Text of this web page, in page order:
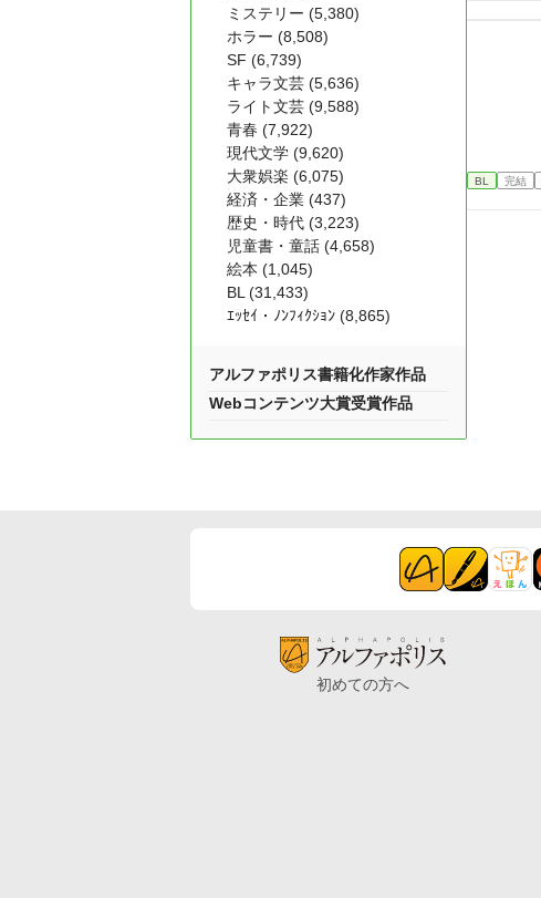
BL 完結
ミステリー (5,380)
ホラー (8,508)
SF (6,739)
キャラ文芸 (5,636)
ライト文芸 (9,588)
青春 (7,922)
現代文学 (9,620)
大衆娯楽 (6,075)
経済・企業 (437)
歴史・時代 (3,223)
児童書・童話 (4,658)
絵本 (1,045)
BL (31,433)
ｴｯｾｲ・ﾉﾝﾌｨｸｼｮﾝ (8,865)
アルファポリス書籍化作家作品
Webコンテンツ大賞受賞作品
初めての方へ